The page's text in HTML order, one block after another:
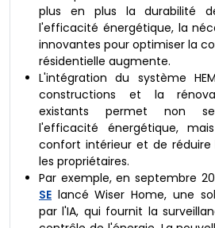
plus en plus la durabilité
l'efficacité énergétique, la
innovantes pour optimiser la
résidentielle augmente.
L'intégration du système
constructions et la
existants permet non
l'efficacité énergétique,
confort intérieur et de
les propriétaires.
Par exemple, en septembre
SE lancé Wiser Home, une
par l'IA, qui fournit la